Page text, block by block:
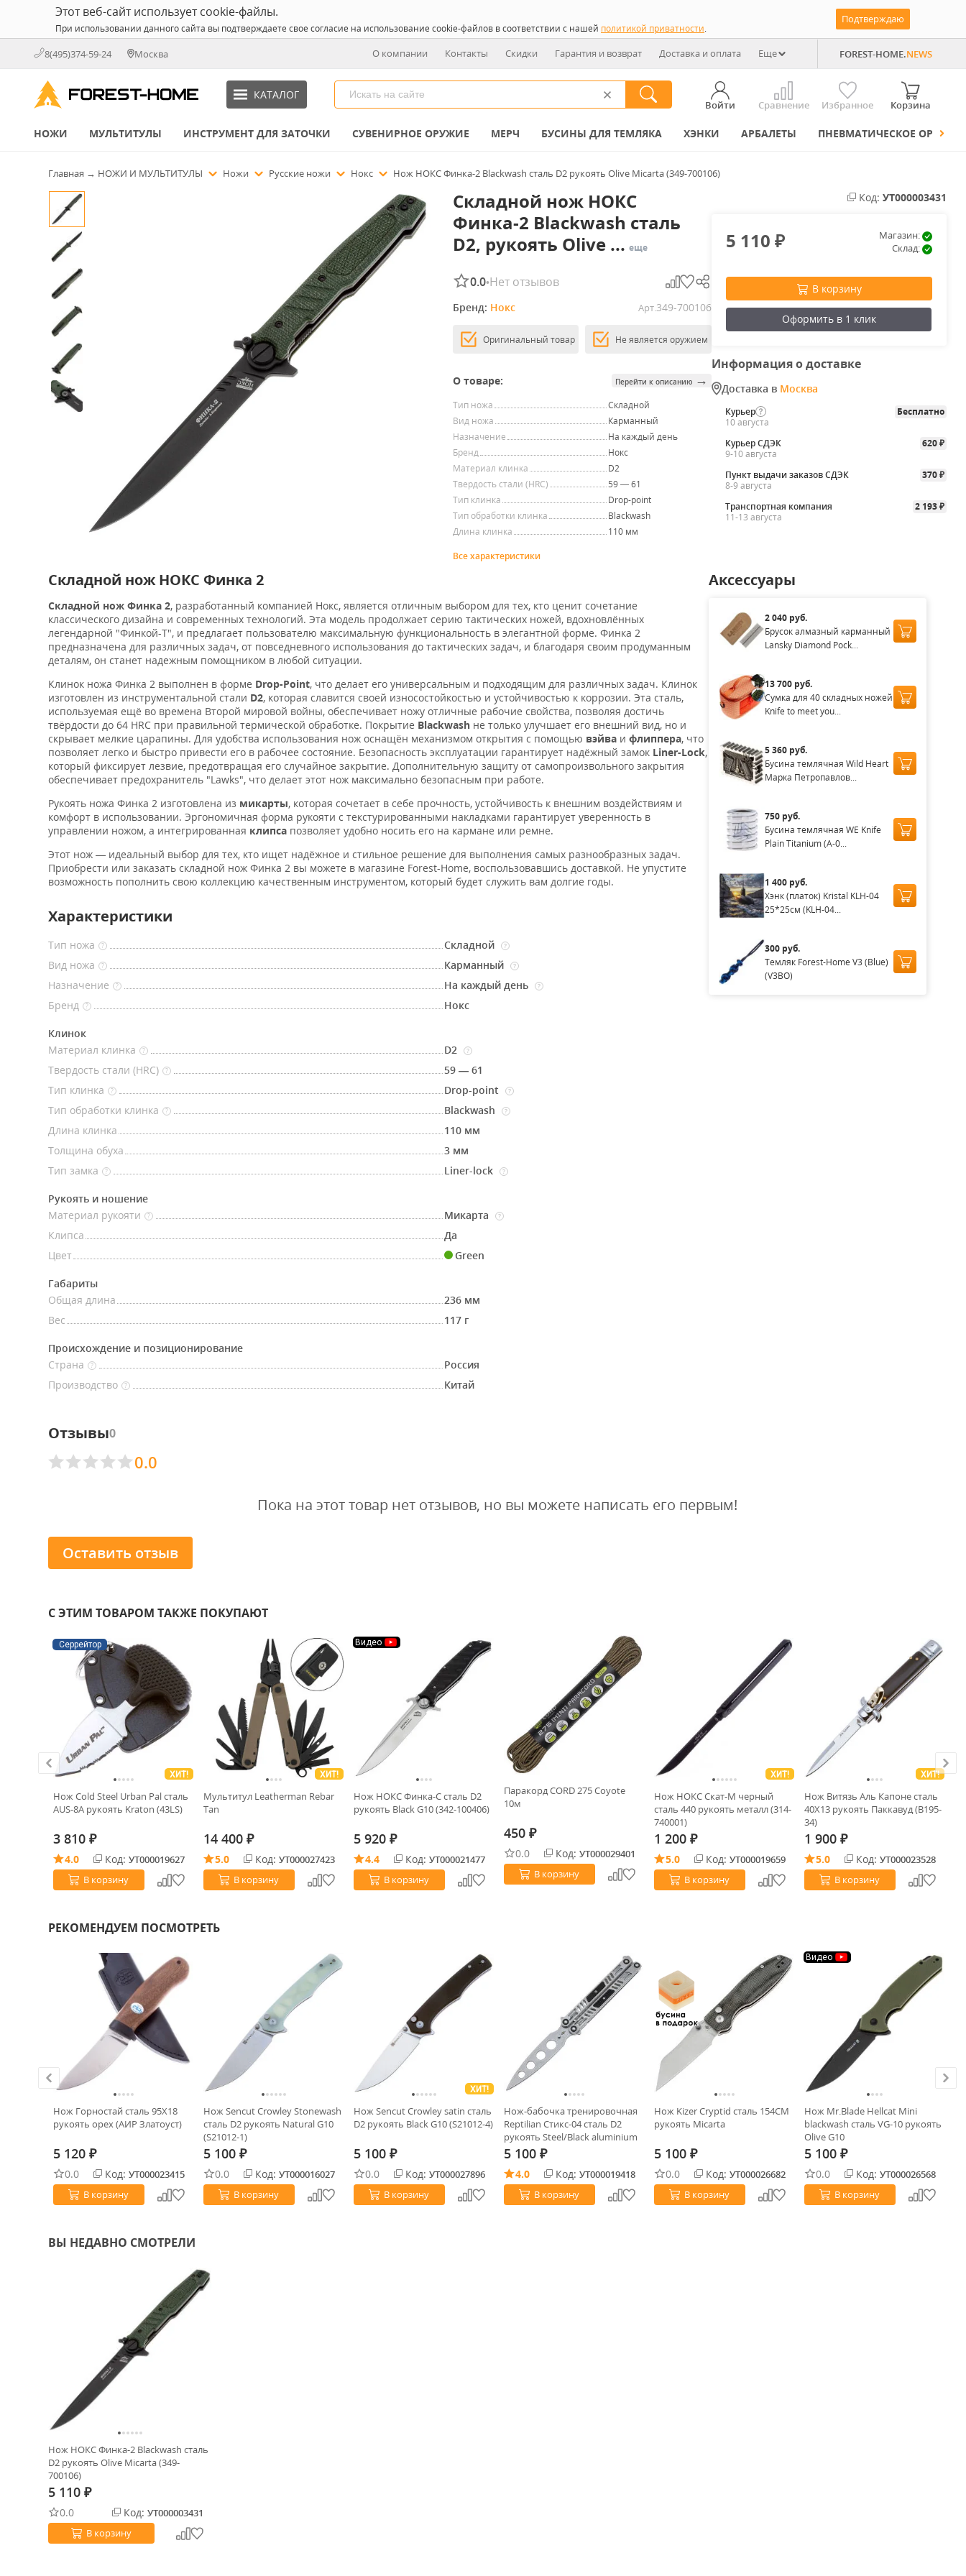
Этот веб-сайт использует cookie-файлы.
При использовании данного сайта вы подтверждаете свое согласие на использование cookie-файлов в соответствии с нашей политикой приватности.
Подтверждаю
8(495)374-59-24 Москва О компании Контакты Скидки Гарантия и возврат Доставка и оплата Еще FOREST-HOME.NEWS
КАТАЛОГ
Войти Сравнение Избранное Корзина
НОЖИ МУЛЬТИТУЛЫ ИНСТРУМЕНТ ДЛЯ ЗАТОЧКИ СУВЕНИРНОЕ ОРУЖИЕ МЕРЧ БУСИНЫ ДЛЯ ТЕМЛЯКА ХЭНКИ АРБАЛЕТЫ ПНЕВМАТИЧЕСКОЕ ОРУЖИЕ
Главная → НОЖИ И МУЛЬТИТУЛЫ Ножи Русские ножи Нокс Нож НОКС Финка-2 Blackwash сталь D2 рукоять Olive Micarta (349-700106)
Складной нож НОКС
Финка-2 Blackwash сталь
D2, рукоять Olive ... еще
0.0•Нет отзывов
Бренд: Нокс Арт.349-700106
Оригинальный товар Не является оружием
О товаре: Перейти к описанию →
Тип ножа
Складной
Вид ножа
Карманный
Назначение
На каждый день
Бренд
Нокс
Материал клинка
D2
Твердость стали (HRC)
59 — 61
Тип клинка
Drop-point
Тип обработки клинка
Blackwash
Длина клинка
110 мм
Все характеристики
Код: УТ000003431
5 110₽
Магазин:
Склад:
В корзину
Оформить в 1 клик
Информация о доставке
Доставка в Москва
Курьер
Бесплатно
10 августа
Курьер СДЭК
620 ₽
9-10 августа
Пункт выдачи заказов СДЭК
370 ₽
8-9 августа
Транспортная компания
2 193 ₽
11-13 августа
Складной нож НОКС Финка 2
Складной нож Финка 2, разработанный компанией Нокс, является отличным выбором для тех, кто ценит сочетание
классического дизайна и современных технологий. Эта модель продолжает серию тактических ножей, вдохновлённых
легендарной "Финкой-Т", и предлагает пользователю максимальную функциональность в элегантной форме. Финка 2
предназначена для различных задач, от повседневного использования до тактических задач, и благодаря своим продуманным
деталям, он станет надежным помощником в любой ситуации.
Клинок ножа Финка 2 выполнен в форме Drop-Point, что делает его универсальным и подходящим для различных задач. Клинок
изготовлен из инструментальной стали D2, которая славится своей износостойкостью и устойчивостью к коррозии. Эта сталь,
используемая ещё во времена Второй мировой войны, обеспечивает ножу отличные рабочие свойства, позволяя достичь
твёрдости до 64 HRC при правильной термической обработке. Покрытие Blackwash не только улучшает его внешний вид, но и
скрывает мелкие царапины. Для удобства использования нож оснащён механизмом открытия с помощью вэйва и флиппера, что
позволяет легко и быстро привести его в рабочее состояние. Безопасность эксплуатации гарантирует надёжный замок Liner-Lock,
который фиксирует лезвие, предотвращая его случайное закрытие. Дополнительную защиту от самопроизвольного закрытия
обеспечивает предохранитель "Lawks", что делает этот нож максимально безопасным при работе.
Рукоять ножа Финка 2 изготовлена из микарты, которая сочетает в себе прочность, устойчивость к внешним воздействиям и
комфорт в использовании. Эргономичная форма рукояти с текстурированными накладками гарантирует уверенность в
управлении ножом, а интегрированная клипса позволяет удобно носить его на кармане или ремне.
Этот нож — идеальный выбор для тех, кто ищет надёжное и стильное решение для выполнения самых разнообразных задач.
Приобрести или заказать складной нож Финка 2 вы можете в магазине Forest-Home, воспользовавшись доставкой. Не упустите
возможность пополнить свою коллекцию качественным инструментом, который будет служить вам долгие годы.
Характеристики
Тип ножа ? Складной ?
Вид ножа ? Карманный ?
Назначение ? На каждый день ?
Бренд ? Нокс
Клинок
Материал клинка
? D2 ?
Твердость стали (HRC) ?
59 — 61
Тип клинка
? Drop-point ?
Тип обработки клинка ? Blackwash ?
Длина клинка
110 мм
Толщина обуха
3 мм
Тип замка
? Liner-lock ?
Рукоять и ношение
Материал рукояти
? Микарта ?
Клипса
Да
Цвет
Green
Габариты
Общая длина
236 мм
Вес
117 г
Происхождение и позиционирование
Страна
?
Россия
Производство
? Китай
Аксессуары
2 040 руб.
Брусок алмазный карманный
Lansky Diamond Pock...
13 700 руб.
Сумка для 40 складных ножей
Knife to meet you...
5 360 руб.
Бусина темлячная Wild Heart
Марка Петропавлов...
750 руб.
Бусина темлячная WE Knife
Plain Titanium (A-0...
1 400 руб.
Хэнк (платок) Kristal KLH-04
25*25см (KLH-04...
300 руб.
Темляк Forest-Home V3 (Blue)
(V3BO)
Отзывы0
0.0
Пока на этот товар нет отзывов, но вы можете написать его первым!
Оставить отзыв
С ЭТИМ ТОВАРОМ ТАКЖЕ ПОКУПАЮТ
Серрейтор
ХИТ!
Нож Cold Steel Urban Pal сталь
AUS-8A рукоять Kraton (43LS)
3 810 ₽
4.0 Код: УТ000019627
В корзину
ХИТ!
Мультитул Leatherman Rebar
Tan
14 400 ₽
5.0 Код: УТ000027423
В корзину
Видео
Нож НОКС Финка-С сталь D2
рукоять Black G10 (342-100406)
5 920 ₽
4.4 Код: УТ000021477
В корзину
Паракорд CORD 275 Coyote
10м
450 ₽
0.0 Код: УТ000029401
В корзину
ХИТ!
Нож НОКС Скат-М черный
сталь 440 рукоять металл (314-
740001)
1 200 ₽
5.0 Код: УТ000019659
В корзину
ХИТ!
Нож Витязь Аль Капоне сталь
40Х13 рукоять Паккавуд (B195-
34)
1 900 ₽
5.0 Код: УТ000023528
В корзину
РЕКОМЕНДУЕМ ПОСМОТРЕТЬ
Нож Горностай сталь 95Х18
рукоять орех (АИР Златоуст)
5 120 ₽
0.0 Код: УТ000023415
В корзину
Нож Sencut Crowley Stonewash
сталь D2 рукоять Natural G10
(S21012-1)
5 100 ₽
0.0 Код: УТ000016027
В корзину
ХИТ!
Нож Sencut Crowley satin сталь
D2 рукоять Black G10 (S21012-4)
5 100 ₽
0.0 Код: УТ000027896
В корзину
Нож-бабочка тренировочная
Reptilian Стикс-04 сталь D2
рукоять Steel/Black aluminium
5 100 ₽
4.0 Код: УТ000019418
В корзину
Нож Kizer Cryptid сталь 154CM
рукоять Micarta
5 100 ₽
0.0 Код: УТ000026682
В корзину
Видео
Нож Mr.Blade Hellcat Mini
blackwash сталь VG-10 рукоять
Olive G10
5 100 ₽
0.0 Код: УТ000026568
В корзину
ВЫ НЕДАВНО СМОТРЕЛИ
Нож НОКС Финка-2 Blackwash сталь
D2 рукоять Olive Micarta (349-
700106)
5 110 ₽
0.0 Код: УТ000003431
В корзину